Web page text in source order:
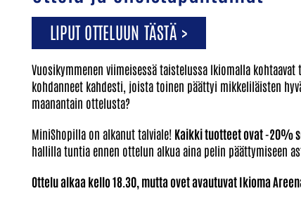
LIPUT OTTELUUN TÄSTÄ >
Vuosikymmenen viimeisessä taistelussa Ikiomalla
kohdanneet kahdesti, joista toinen päättyi mikkeliläisten
maanantain ottelusta?
MiniShopilla on alkanut talviale! Kaikki tuotteet ovat -20%
hallilla tuntia ennen ottelun alkua aina pelin päättymiseen
Ottelu alkaa kello 18.30, mutta ovet avautuvat Ikioma